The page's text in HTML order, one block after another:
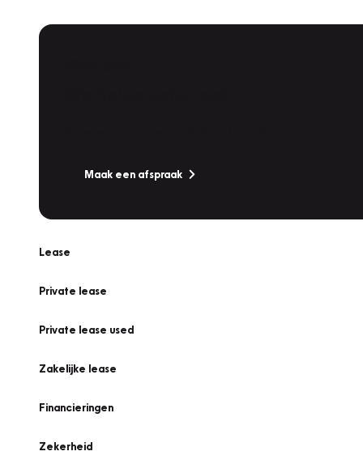
Maak een afspraak
Lease
Private lease
Private lease used
Zakelijke lease
Financieringen
Zekerheid